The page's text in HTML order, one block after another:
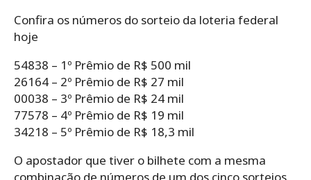
Confira os números do sorteio da loteria federal
hoje
54838 – 1º Prêmio de R$ 500 mil
26164 – 2º Prêmio de R$ 27 mil
00038 – 3º Prêmio de R$ 24 mil
77578 – 4º Prêmio de R$ 19 mil
34218 – 5º Prêmio de R$ 18,3 mil
O apostador que tiver o bilhete com a mesma